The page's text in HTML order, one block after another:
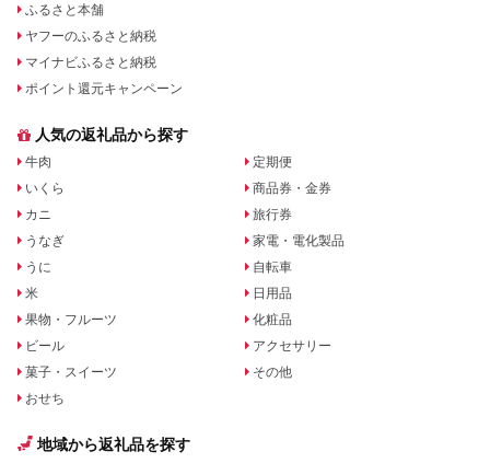
ふるさと本舗
ヤフーのふるさと納税
マイナビふるさと納税
ポイント還元キャンペーン
人気の返礼品から探す
牛肉
いくら
カニ
うなぎ
うに
米
果物・フルーツ
ビール
菓子・スイーツ
おせち
定期便
商品券・金券
旅行券
家電・電化製品
自転車
日用品
化粧品
アクセサリー
その他
地域から返礼品を探す